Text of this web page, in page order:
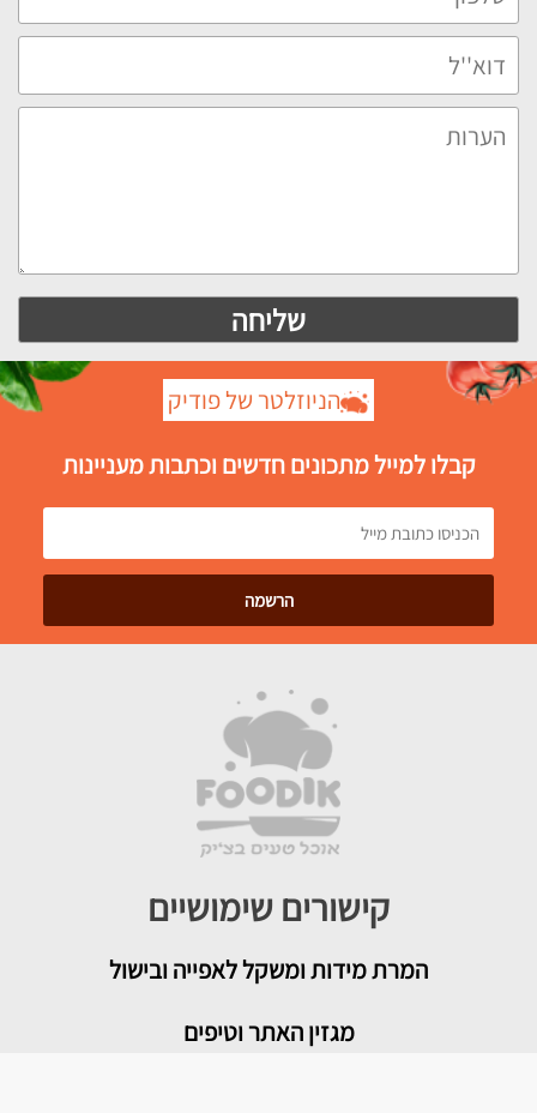
הניוזלטר של פודיק
קבלו למייל מתכונים חדשים וכתבות מעניינות
קישורים שימושיים
המרת מידות ומשקל לאפייה ובישול
מגזין האתר וטיפים